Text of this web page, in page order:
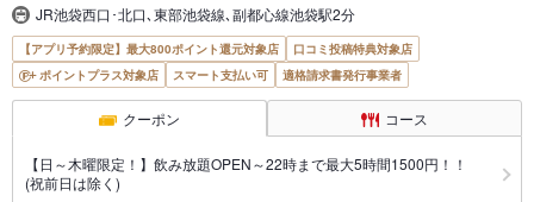
JR池袋西口･北口､東部池袋線､副都心線池袋駅2分
【アプリ予約限定】最大800ポイント還元対象店
口コミ投稿特典対象店
ポイントプラス対象店
スマート支払い可 適格請求書発行事業者
クーポン コース
【日～木曜限定！】飲み放題OPEN～22時まで最大5時間1500円！！
(祝前日は除く)